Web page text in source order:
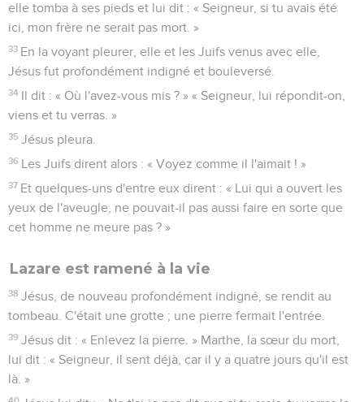
elle tomba à ses pieds et lui dit : « Seigneur, si tu avais été
ici, mon frère ne serait pas mort. »
33 En la voyant pleurer, elle et les Juifs venus avec elle,
Jésus fut profondément indigné et bouleversé.
34 Il dit : « Où l'avez-vous mis ? » « Seigneur, lui répondit-on,
viens et tu verras. »
35 Jésus pleura.
36 Les Juifs dirent alors : « Voyez comme il l'aimait ! »
37 Et quelques-uns d'entre eux dirent : « Lui qui a ouvert les
yeux de l'aveugle, ne pouvait-il pas aussi faire en sorte que
cet homme ne meure pas ? »
Lazare est ramené à la vie
38 Jésus, de nouveau profondément indigné, se rendit au
tombeau. C'était une grotte ; une pierre fermait l'entrée.
39 Jésus dit : « Enlevez la pierre. » Marthe, la sœur du mort,
lui dit : « Seigneur, il sent déjà, car il y a quatre jours qu'il est
là. »
40